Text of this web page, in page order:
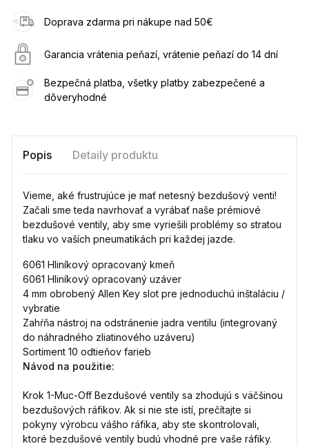
Doprava zdarma pri nákupe nad 50€
Garancia vrátenia peňazí, vrátenie peňazí do 14 dní
Bezpečná platba, všetky platby zabezpečené a
dôveryhodné
Popis Detaily produktu
Vieme, aké frustrujúce je mať netesný bezdušový venti!
Začali sme teda navrhovať a vyrábať naše prémiové
bezdušové ventily, aby sme vyriešili problémy so stratou
tlaku vo vaších pneumatikách pri každej jazde.
6061 Hliníkový opracovaný kmeň
6061 Hliníkový opracovaný uzáver
4 mm obrobený Allen Key slot pre jednoduchú inštaláciu /
vybratie
Zahŕňa nástroj na odstránenie jadra ventilu (integrovaný
do náhradného zliatinového uzáveru)
Sortiment 10 odtieňov farieb
Návod na použitie:
Krok 1-Muc-Off Bezdušové ventily sa zhodujú s väčšinou
bezdušových ráfikov. Ak si nie ste istí, prečítajte si
pokyny výrobcu vášho ráfika, aby ste skontrolovali,
ktoré bezdušové ventily budú vhodné pre vaše ráfiky.